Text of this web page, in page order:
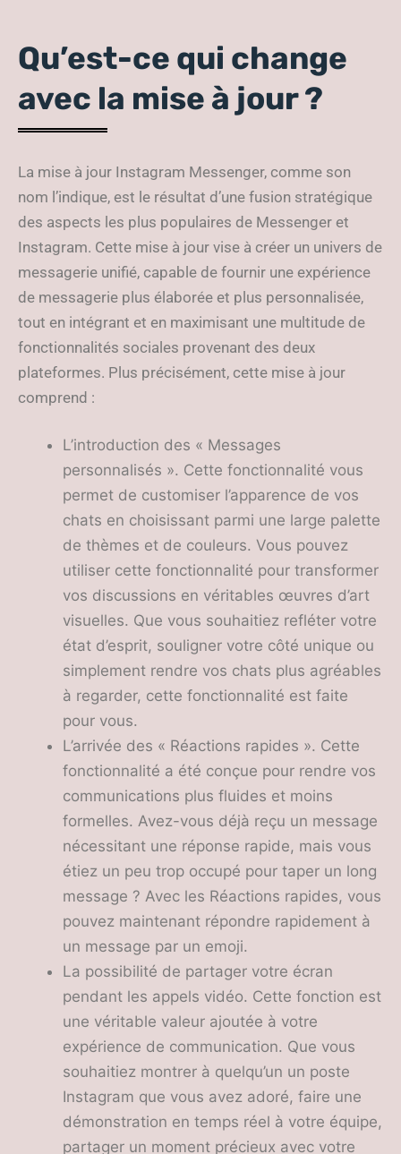
Qu’est-ce qui change
avec la mise à jour ?
La mise à jour Instagram Messenger, comme son
nom l’indique, est le résultat d’une fusion stratégique
des aspects les plus populaires de Messenger et
Instagram. Cette mise à jour vise à créer un univers de
messagerie unifié, capable de fournir une expérience
de messagerie plus élaborée et plus personnalisée,
tout en intégrant et en maximisant une multitude de
fonctionnalités sociales provenant des deux
plateformes. Plus précisément, cette mise à jour
comprend :
L’introduction des « Messages
personnalisés ». Cette fonctionnalité vous
permet de customiser l’apparence de vos
chats en choisissant parmi une large palette
de thèmes et de couleurs. Vous pouvez
utiliser cette fonctionnalité pour transformer
vos discussions en véritables œuvres d’art
visuelles. Que vous souhaitiez refléter votre
état d’esprit, souligner votre côté unique ou
simplement rendre vos chats plus agréables
à regarder, cette fonctionnalité est faite
pour vous.
L’arrivée des « Réactions rapides ». Cette
fonctionnalité a été conçue pour rendre vos
communications plus fluides et moins
formelles. Avez-vous déjà reçu un message
nécessitant une réponse rapide, mais vous
étiez un peu trop occupé pour taper un long
message ? Avec les Réactions rapides, vous
pouvez maintenant répondre rapidement à
un message par un emoji.
La possibilité de partager votre écran
pendant les appels vidéo. Cette fonction est
une véritable valeur ajoutée à votre
expérience de communication. Que vous
souhaitiez montrer à quelqu’un un poste
Instagram que vous avez adoré, faire une
démonstration en temps réel à votre équipe,
partager un moment précieux avec votre